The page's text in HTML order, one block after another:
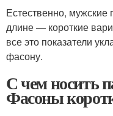
Естественно,
длине — короткие
все это показатели
фасону.
С чем носить
Фасоны